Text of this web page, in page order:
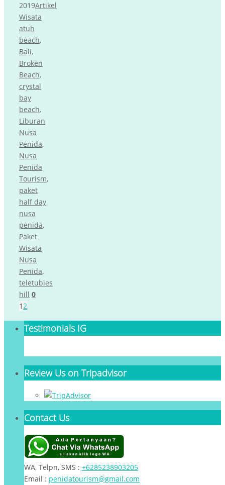
2019Artikel
Wisata
atuh
beach,
Bali,
Broken
Beach,
crystal
bay
beach,
Liburan
Nusa
Penida,
Nusa
Penida
Tourism,
paket
half day
nusa
penida,
Paket
Wisata
Nusa
Penida,
teletubies
hill 0
12
Testimonials IG
Review Us on Tripadvisor
Contact Us
WA, Telpn, SMS : +6285238903205
Email : penidatourism@gmail.com